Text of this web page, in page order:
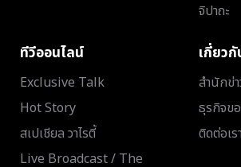
จิปาถะ
ทีวีออนไลน์
Exclusive Talk
Hot Story
สเปเชียล วาไรตี้
Live Broadcast / The
เกี่ยวกั
สำนักข่
ธุรกิจขอ
ติดต่อเรา